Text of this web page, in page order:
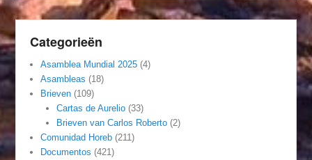
Categorieën
Asamblea Mundial 2025 (4)
Asambleas (18)
Brieven (109)
Cartas de Aurelio(33)
Brieven van Carlos Roberto(2)
Comunidad Horeb (211)
Documentos (421)